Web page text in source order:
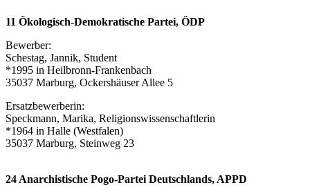
11 Ökologisch-Demokratische Partei, ÖDP
Bewerber:
Schestag, Jannik, Student
*1995 in Heilbronn-Frankenbach
35037 Marburg, Ockershäuser Allee 5
Ersatzbewerberin:
Speckmann, Marika, Religionswissenschaftlerin
*1964 in Halle (Westfalen)
35037 Marburg, Steinweg 23
24 Anarchistische Pogo-Partei Deutschlands, APPD